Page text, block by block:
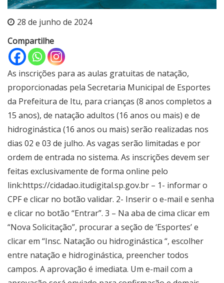
28 de junho de 2024
Compartilhe
As inscrições para as aulas gratuitas de natação,
proporcionadas pela Secretaria Municipal de Esportes
da Prefeitura de Itu, para crianças (8 anos completos a
15 anos), de natação adultos (16 anos ou mais) e de
hidroginástica (16 anos ou mais) serão realizadas nos
dias 02 e 03 de julho. As vagas serão limitadas e por
ordem de entrada no sistema. As inscrições devem ser
feitas exclusivamente de forma online pelo
link:https://cidadao.itudigital.sp.gov.br – 1- informar o
CPF e clicar no botão validar. 2- Inserir o e-mail e senha
e clicar no botão “Entrar”. 3 – Na aba de cima clicar em
“Nova Solicitação”, procurar a seção de ‘Esportes’ e
clicar em “Insc. Natação ou hidroginástica “, escolher
entre natação e hidroginástica, preencher todos
campos. A aprovação é imediata. Um e-mail com a